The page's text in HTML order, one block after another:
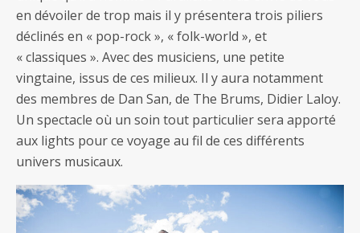
en dévoiler de trop mais il y présentera trois piliers
déclinés en « pop-rock », « folk-world », et
« classiques ». Avec des musiciens, une petite
vingtaine, issus de ces milieux. Il y aura notamment
des membres de Dan San, de The Brums, Didier Laloy.
Un spectacle où un soin tout particulier sera apporté
aux lights pour ce voyage au fil de ces différents
univers musicaux.